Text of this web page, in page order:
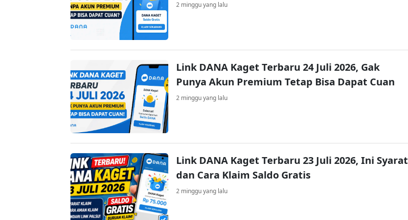
2 minggu yang lalu
Link DANA Kaget Terbaru 24 Juli 2026, Gak
Punya Akun Premium Tetap Bisa Dapat Cuan
2 minggu yang lalu
Link DANA Kaget Terbaru 23 Juli 2026, Ini Syarat
dan Cara Klaim Saldo Gratis
2 minggu yang lalu